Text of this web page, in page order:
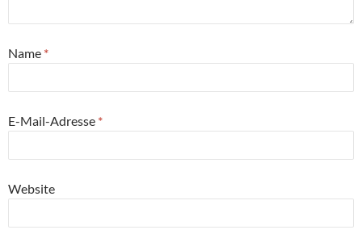
Name *
E-Mail-Adresse *
Website